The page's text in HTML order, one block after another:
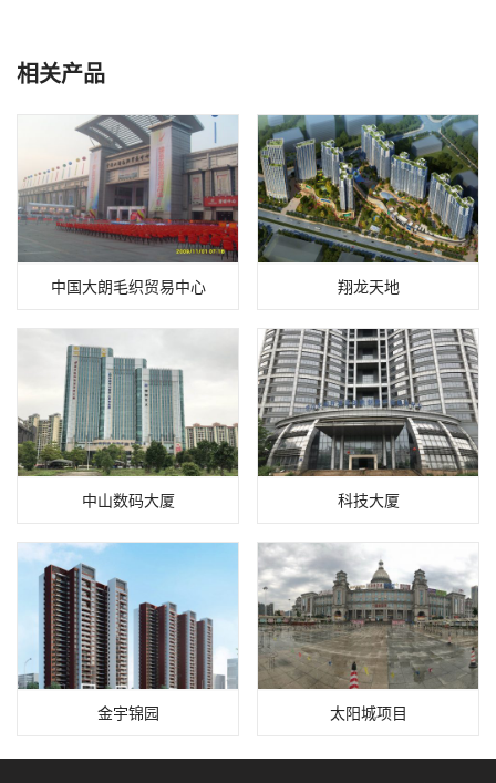
相关产品
中国大朗毛织贸易中心 翔龙天地
中山数码大厦 科技大厦
金宇锦园 太阳城项目